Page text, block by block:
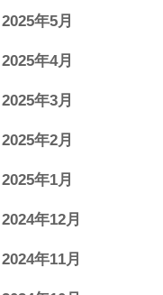
2025年5月
2025年4月
2025年3月
2025年2月
2025年1月
2024年12月
2024年11月